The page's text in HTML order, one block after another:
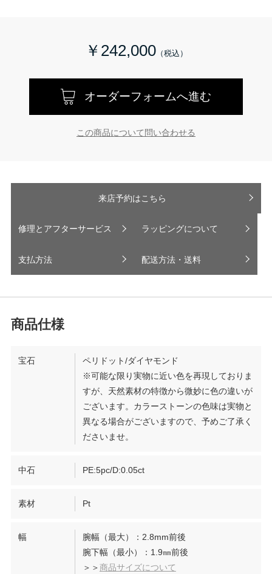
￥242,000
オーダーフォームへ進む
この商品について問い合わせる
来店予約はこちら
修理とアフターサービス ラッピングについて
支払方法 配送方法・送料
宝石
ペリドット/ダイヤモンド
※可能な限り実物に近い色を再現しておりま
すが、天然素材の特徴から微妙に色の違いが
ございます。カラーストーンの色味は実物と
異なる場合がございますので、予めご了承く
ださいませ。
中石 PE:5pc/D:0.05ct
素材 Pt
幅
腕幅（最大）：2.8mm前後
腕下幅（最小）：1.9㎜前後
＞＞商品サイズについて